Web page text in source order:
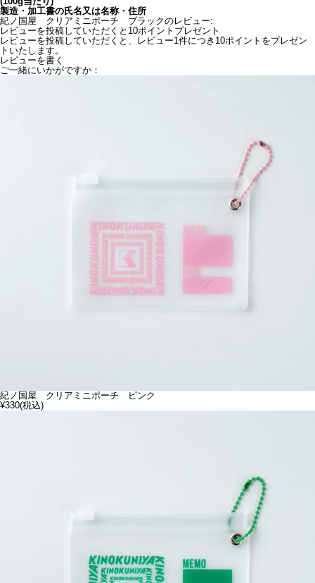
製造・加工書の氏名又は名称・住所
紀ノ国屋 クリアミニポーチ ブラックのレビュー:
レビューを投稿していただくと10ポイントプレゼント
レビューを投稿していただくと、レビュー1件につき10ポイントをプレゼン
トいたします。
レビューを書く
ご一緒にいかがですか：
紀ノ国屋 クリアミニポーチ ピンク
¥330(税込)